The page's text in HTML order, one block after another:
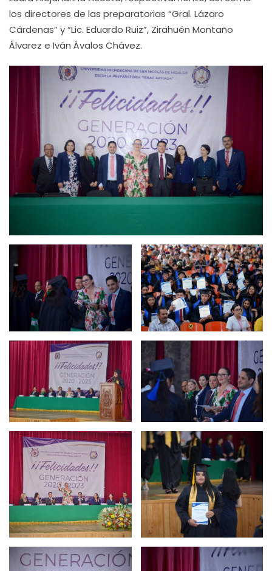
los directores de las preparatorias “Gral. Lázaro
Cárdenas” y “Lic. Eduardo Ruiz”, Zirahuén Montaño
Álvarez e Iván Ávalos Chávez.